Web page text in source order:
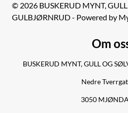
© 2026 BUSKERUD MYNT,
GULBJØRNRUD - Powered by
Om
BUSKERUD MYNT, GULL OG
Nedre
3050